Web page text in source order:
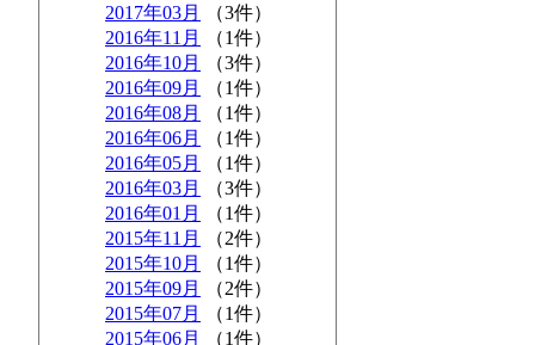
2017年03月
（3件）
2016年11月
（1件）
2016年10月
（3件）
2016年09月
（1件）
2016年08月
（1件）
2016年06月
（1件）
2016年05月
（1件）
2016年03月
（3件）
2016年01月
（1件）
2015年11月
（2件）
2015年10月
（1件）
2015年09月
（2件）
2015年07月
（1件）
2015年06月
（1件）